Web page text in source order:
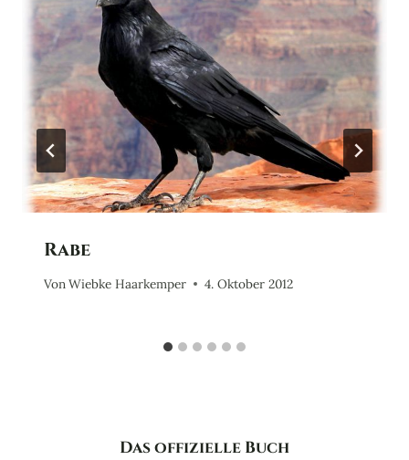
Rabe
VonWiebke Haarkemper 4. Oktober 2012
Das offizielle Buch